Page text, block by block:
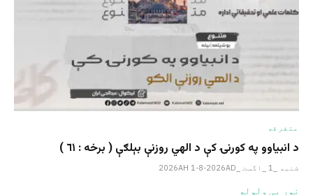
متفرقه
د انبیاوو په کورنۍ کې د الهي روزنې بېلګې ( برخه : ٦١ )
شنبه _1 _اگست _2026AH 1-8-2026AD
نور یی ولوله